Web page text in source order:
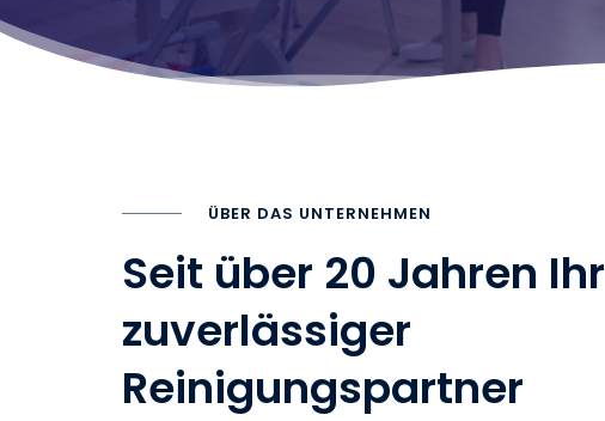
ÜBER DAS UNTERNEHMEN
Seit über 20 Jahren Ihr
zuverlässiger
Reinigungspartner